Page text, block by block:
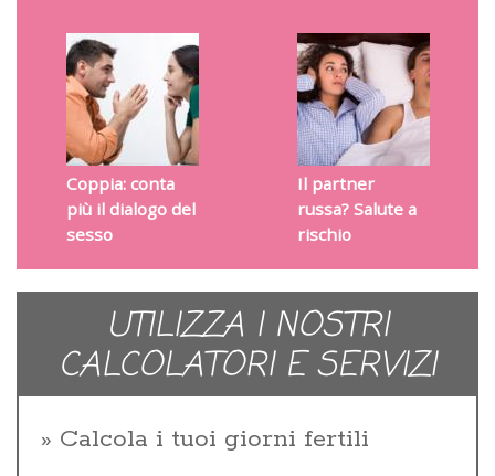
Coppia: conta
più il dialogo del
sesso
Il partner
russa? Salute a
rischio
UTILIZZA I NOSTRI
CALCOLATORI E SERVIZI
Calcola i tuoi giorni fertili